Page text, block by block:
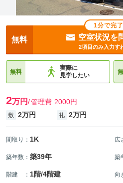
1分で完了
無料 空室状況を
2項目のみ入力す
無料
実際に
見学したい
2万円 管理費 2000円
敷 2万円 礼 2万円
間取り ： 1K 広
築年数 ： 築39年 築
階建 ： 1階/4階建 向